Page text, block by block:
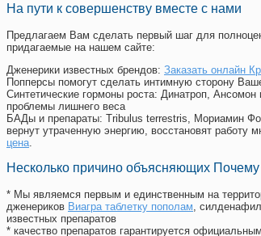
На пути к совершенству вместе с нами
Предлагаем Вам сделать первый шаг для
придагаемые на нашем сайте:
Дженерики известных брендов: Заказать онлайн
Попперсы помогут сделать интимную сторону
Синтетические гормоны роста: Динатроп, Ансомон
проблемы лишнего веса
БАДы и препараты: Tribulus terrestris, Мориамин
вернут утраченную энергию, восстановят работу
цена.
Несколько причино объясняющих
* Мы являемся первым и единственным на
дженериков Виагра таблетку пополам,
известных препаратов
* качество препаратов гарантируется